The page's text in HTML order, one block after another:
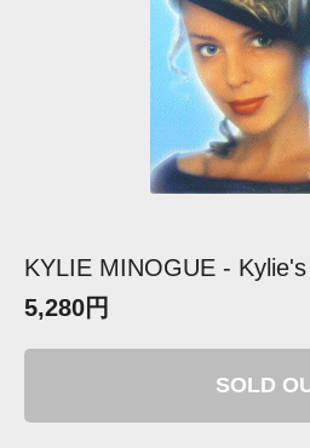
KYLIE MINOGUE -
5,280円
SOLD